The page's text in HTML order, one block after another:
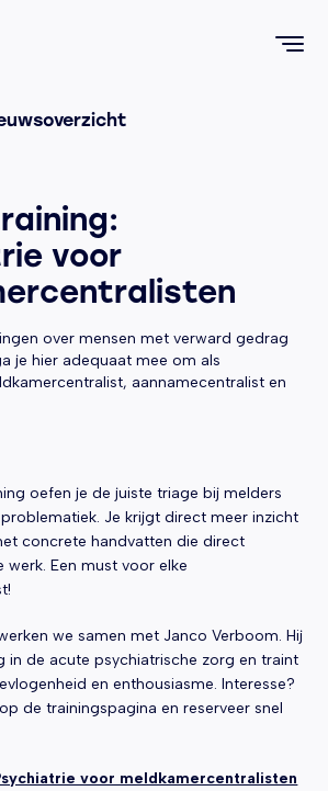
naar de homepagina
voor
over mensen met verward gedrag
je hier adequaat mee om als
aannamecentralist en
oefen je de juiste triage bij melders
Je krijgt direct meer inzicht
concrete handvatten die direct
werk. Een must voor elke
we samen met Janco Verboom. Hij
in de acute psychiatrische zorg en traint
en enthousiasme. Interesse?
de trainingspagina en reserveer snel
voor meldkamercentralisten